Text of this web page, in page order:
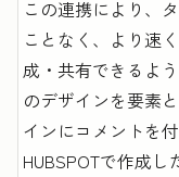
この連携により、
ことなく、より速
成・共有できるよ
のデザインを要素
インにコメントを
HUBSPOTで作成